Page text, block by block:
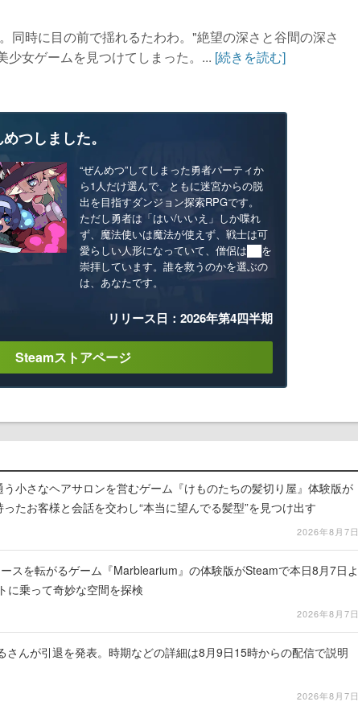
同時に目の前で揺れるたわわ。"絶望の深さと谷間の深さ
少女ゲームを見つけてしまった。... [続きを読む]
つしました。
“ぜんめつ”してしまった勇者パーティか
ら1人だけ選んで、ともに迷宮からの脱
出を目指すダンジョン探索RPGです。
ただし勇者は「はい/いいえ」しか喋れ
ず、魔法使いは魔法が使えず、戦士は可
愛らしい人形になっていて、僧侶は██を
崇拝しています。誰を救うのかを選ぶの
は、あなたです。
リリース日：2026年第4四半期
Steamストアページ
う小さなヘアサロンを営むゲーム『けものたちの髪切り屋』体験版が
たお客様と会話を交わし“本当に望んでる髪型”を見つけ出す
2026年8月7日
スを転がるゲーム『Marblearium』の体験版がSteamで本日8月7日よ
に乗って奇妙な空間を探検
2026年8月7日
さんが引退を発表。時期などの詳細は8月9日15時からの配信で説明
2026年8月7日